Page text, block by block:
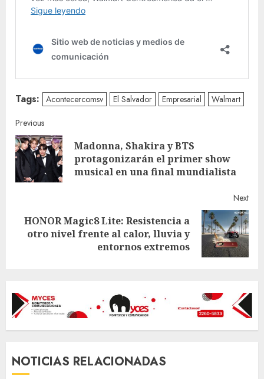
Tags: Acontecercomsv El Salvador Empresarial Walmart
Continue
Reading
Previous
Madonna, Shakira y BTS
protagonizarán el primer show
musical en una final mundialista
Next
Next
HONOR Magic8 Lite: Resistencia a
otro nivel frente al calor, lluvia y
entornos extremos
NOTICIAS RELACIONADAS